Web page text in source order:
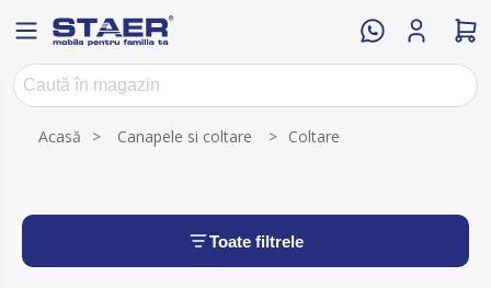
Acasă > Canapele si coltare > Coltare
Toate filtrele